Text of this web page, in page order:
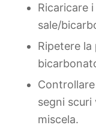
Ricaricare
sale/
Ripetere
segni
miscela.